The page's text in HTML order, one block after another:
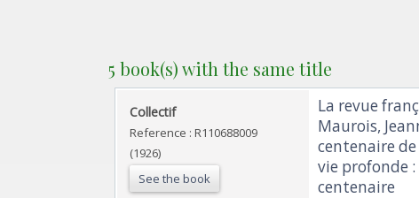
5 book(s) with the same title
‎Collectif‎
Reference : R110688009
(1926)
See the book
‎La revue
Maurois,
centenaire
vie profonde :
centenaire‎